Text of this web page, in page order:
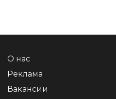
О нас
Реклама
Вакансии